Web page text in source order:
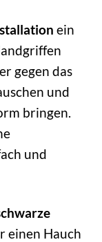
ein
gegen das
und
bringen.
und
einen Hauch